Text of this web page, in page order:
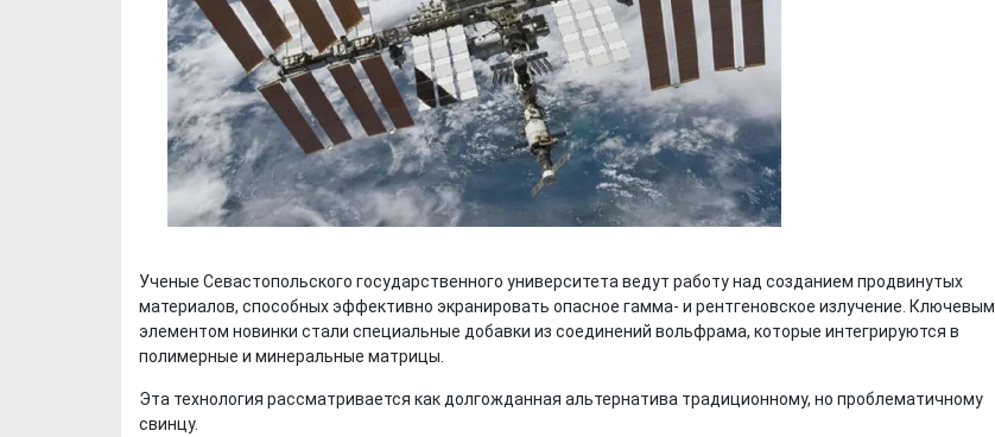
Ученые Севастопольского государственного университета ведут работу над созданием продвинутых
материалов, способных эффективно экранировать опасное гамма- и рентгеновское излучение. Ключевым
элементом новинки стали специальные добавки из соединений вольфрама, которые интегрируются в
полимерные и минеральные матрицы.
Эта технология рассматривается как долгожданная альтернатива традиционному, но проблематичному
свинцу.